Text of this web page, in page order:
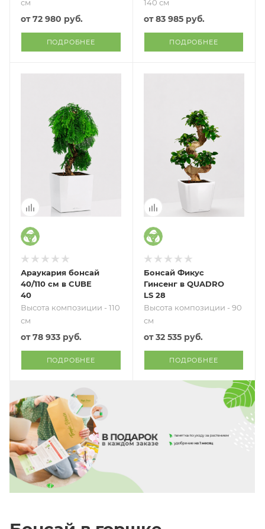
см
от72 980 руб.
ПОДРОБНЕЕ
140 см
от83 985 руб.
ПОДРОБНЕЕ
Араукария бонсай
40/110 см в CUBE
40
Высота композиции - 110
см
от78 933 руб.
ПОДРОБНЕЕ
Бонсай Фикус
Гинсенг в QUADRO
LS 28
Высота композиции - 90
см
от32 535 руб.
ПОДРОБНЕЕ